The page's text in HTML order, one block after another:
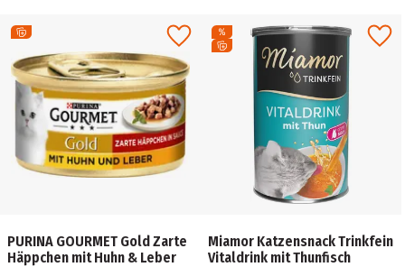
PURINA GOURMET Gold Zarte
Häppchen mit Huhn & Leber
Miamor Katzensnack Trinkfein
Vitaldrink mit Thunfisch